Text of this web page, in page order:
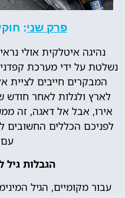
פרק שני:
נהיגה איטלקית אולי
נשלטת על ידי מערכת
המבקרים חייבים לציית
לארץ ולגלות לאחר חודש
אירו, אבל אל דאגה, זה
לפניכם הכללים החשובים
הגבלות גיל